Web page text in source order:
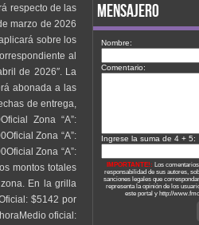
respecto de las
marzo de 2026
sobre los
al
de 2026″. La
abonada a las
de entrega,
Zona “A”:
Zona “A”:
Zona “A”:
montos totales
En la grilla
$5142 por
oficial:
mensajero
Nombre:
Comentario:
Ingrese la suma de 4 + 5:
IMPORTANTE!: Los
responsabilidad de sus autores,
sanciones legales que
representa la opinión de los
este portal y http://